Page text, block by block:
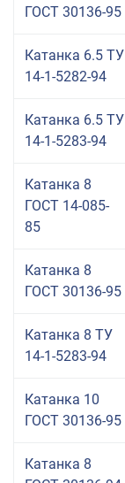
ГОСТ 30136-95
Катанка 6.5 ТУ
14-1-5282-94
Катанка 6.5 ТУ
14-1-5283-94
Катанка 8
ГОСТ 14-085-
85
Катанка 8
ГОСТ 30136-95
Катанка 8 ТУ
14-1-5283-94
Катанка 10
ГОСТ 30136-95
Катанка 8